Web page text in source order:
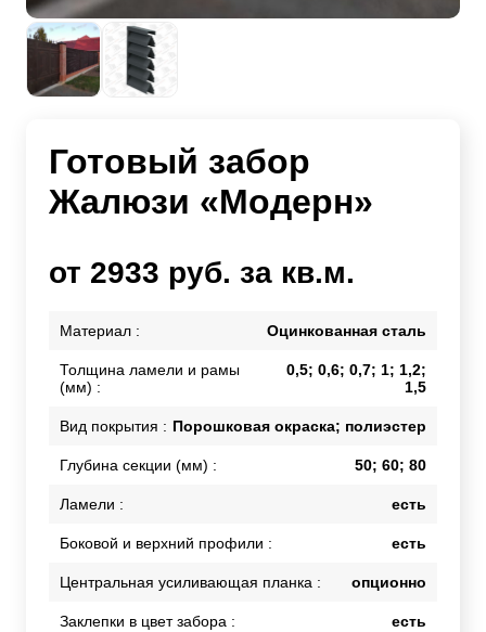
Готовый забор
Жалюзи «Модерн»
от 2933 руб. за кв.м.
Материал : Оцинкованная сталь
Толщина ламели и рамы
(мм) :
0,5; 0,6; 0,7; 1; 1,2;
1,5
Вид покрытия : Порошковая окраска; полиэстер
Глубина секции (мм) : 50; 60; 80
Ламели : есть
Боковой и верхний профили : есть
Центральная усиливающая планка : опционно
Заклепки в цвет забора : есть